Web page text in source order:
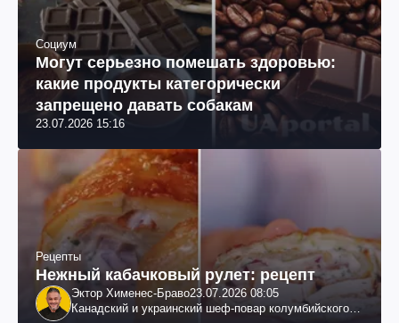
Социум
Могут серьезно помешать здоровью:
какие продукты категорически
запрещено давать собакам
23.07.2026 15:16
Рецепты
Нежный кабачковый рулет: рецепт
Эктор Хименес-Браво23.07.2026 08:05
Канадский и украинский шеф-повар колумбийского